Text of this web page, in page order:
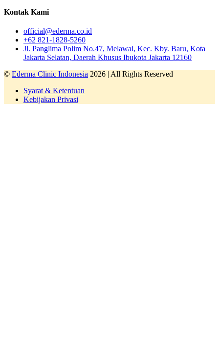
Kontak Kami
official@ederma.co.id
+62 821-1828-5260
Jl. Panglima Polim No.47, Melawai, Kec. Kby. Baru, Kota
Jakarta Selatan, Daerah Khusus Ibukota Jakarta 12160
© Ederma Clinic Indonesia 2026 | All Rights Reserved
Syarat & Ketentuan
Kebijakan Privasi